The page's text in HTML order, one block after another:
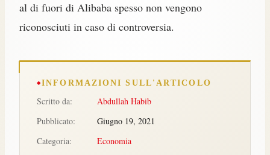
al di fuori di Alibaba spesso non vengono
riconosciuti in caso di controversia.
INFORMAZIONI SULL'ARTICOLO
Scritto da:
Abdullah Habib
Pubblicato:
Giugno 19, 2021
Categoria:
Economia